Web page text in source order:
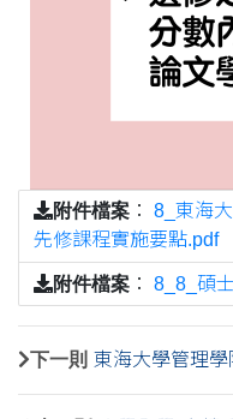
附件檔案 ： 8_東海
先修課程實施要點.pdf
附件檔案 ： 8_8_碩
下一則 東海大學管理